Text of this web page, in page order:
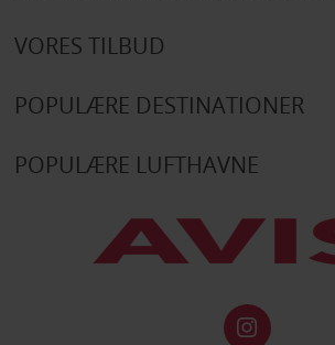
VORES TILBUD
POPULÆRE DESTINATIONER
POPULÆRE LUFTHAVNE